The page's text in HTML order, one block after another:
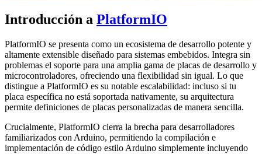
Introducción a PlatformIO
PlatformIO se presenta como un ecosistema de desarrollo potente y
altamente extensible diseñado para sistemas embebidos. Integra sin
problemas el soporte para una amplia gama de placas de desarrollo y
microcontroladores, ofreciendo una flexibilidad sin igual. Lo que
distingue a PlatformIO es su notable escalabilidad: incluso si tu
placa específica no está soportada nativamente, su arquitectura
permite definiciones de placas personalizadas de manera sencilla.
Crucialmente, PlatformIO cierra la brecha para desarrolladores
familiarizados con Arduino, permitiendo la compilación e
implementación de código estilo Arduino simplemente incluyendo